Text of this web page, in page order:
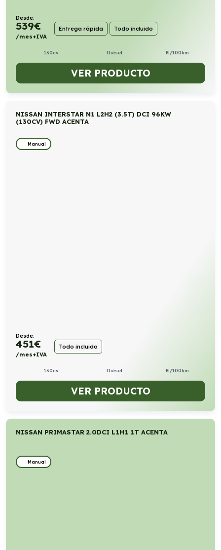
Desde:
539€
/mes+IVA
Entrega rápida Todo incluido
130cv Diésel 8l/100km
VER PRODUCTO
NISSAN INTERSTAR N1 L2H2 (3.5T) DCI 96KW
(130CV) FWD ACENTA
Manual
Desde:
451€
/mes+IVA
Todo incluido
130cv Diésel 8l/100km
VER PRODUCTO
NISSAN PRIMASTAR 2.0DCI L1H1 1T ACENTA
Manual